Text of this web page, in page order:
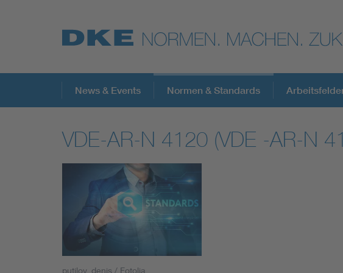
Top-Themen
VDE Fokusthemen
Digital Security
Energy
DKE
News & Events Normen & Standards
VDE-AR-N 4120 (VDE -AR-N
putilov_denis / Fotolia